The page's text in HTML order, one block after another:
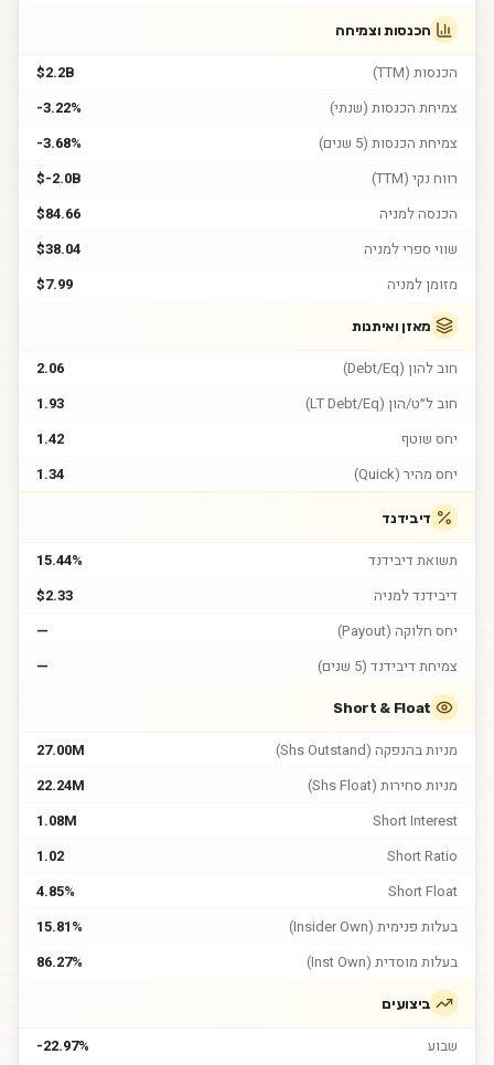
הכנסות וצמיחה
הכנסות (TTM)
$2.2B
צמיחת הכנסות (שנתי)
-3.22%
צמיחת הכנסות (5 שנים)
-3.68%
רווח נקי (TTM)
$-2.0B
הכנסה למניה
$84.66
שווי ספרי למניה
$38.04
מזומן למניה
$7.99
מאזן ואיתנות
חוב להון (Debt/Eq)
2.06
חוב ל״ט/הון (LT Debt/Eq)
1.93
יחס שוטף
1.42
יחס מהיר (Quick)
1.34
דיבידנד
תשואת דיבידנד
15.44%
דיבידנד למניה
$2.33
יחס חלוקה (Payout)
—
צמיחת דיבידנד (5 שנים)
—
Short & Float
מניות בהנפקה (Shs Outstand)
27.00M
מניות סחירות (Shs Float)
22.24M
Short Interest
1.08M
Short Ratio
1.02
Short Float
4.85%
בעלות פנימית (Insider Own)
15.81%
בעלות מוסדית (Inst Own)
86.27%
ביצועים
שבוע
-22.97%